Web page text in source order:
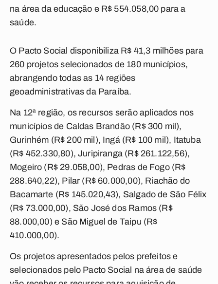
na área da educação e R$ 554.058,00 para a
saúde.
O Pacto Social disponibiliza R$ 41,3 milhões para
260 projetos selecionados de 180 municípios,
abrangendo todas as 14 regiões
geoadministrativas da Paraíba.
Na 12ª região, os recursos serão aplicados nos
municípios de Caldas Brandão (R$ 300 mil),
Gurinhém (R$ 200 mil), Ingá (R$ 100 mil), Itatuba
(R$ 452.330,80), Juripiranga (R$ 261.122,56),
Mogeiro (R$ 29.058,00), Pedras de Fogo (R$
288.640,22), Pilar (R$ 60.000,00), Riachão do
Bacamarte (R$ 145.020,43), Salgado de São Félix
(R$ 73.000,00), São José dos Ramos (R$
88.000,00) e São Miguel de Taipu (R$
410.000,00).
Os projetos apresentados pelos prefeitos e
selecionados pelo Pacto Social na área de saúde